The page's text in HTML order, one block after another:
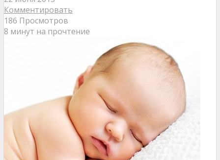
Комментировать
186 Просмотров
8 минут на прочтение